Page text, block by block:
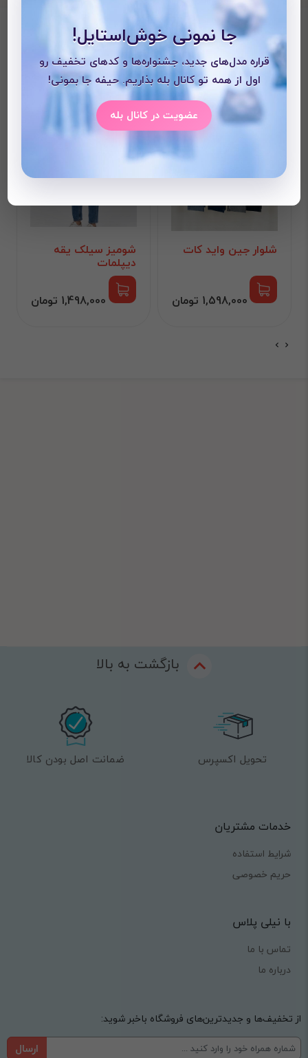
با این محصول خریداری می
شود
شلوار جین واید کات
1,598,000 تومان
شومیز سیلک یقه
دیپلمات
1,498,000 تومان
بازگشت به بالا
تحویل اکسپرس ضمانت اصل بودن کالا
خدمات مشتریان
شرایط استفاده
حریم خصوصی
با نیلی پلاس
تماس با ما
درباره ما
از تخفیف‌ها و جدیدترین‌های فروشگاه باخبر شوید:
ارسال
جا نمونی خوش‌استایل!
قراره مدل‌های جدید، جشنواره‌ها و کدهای تخفیف رو
اول از همه تو کانال بله بذاریم. حیفه جا بمونی!
عضویت در کانال بله